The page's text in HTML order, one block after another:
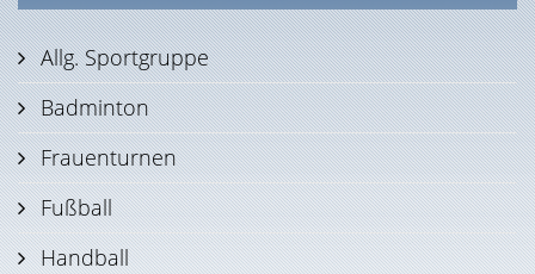
Allg. Sportgruppe
Badminton
Frauenturnen
Fußball
Handball